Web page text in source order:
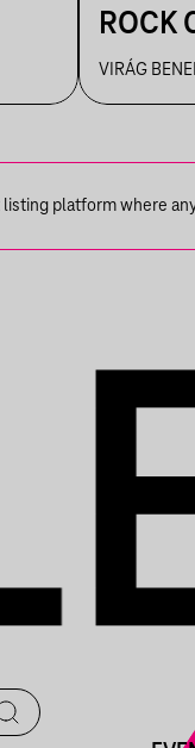
ROCK
VBH
VIRÁG
listing platform where